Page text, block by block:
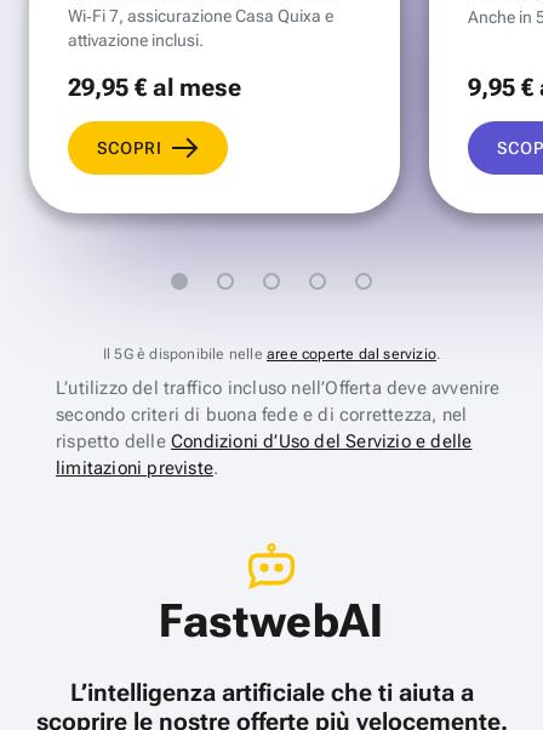
Wi‑Fi 7, assicurazione Casa Quixa e
attivazione inclusi.
29,95 €al mese
SCOPRI
Anche in
9,95 €
Il 5G è disponibile nelle aree coperte dal servizio.
L’utilizzo del traffico incluso nell’Offerta deve avvenire
secondo criteri di buona fede e di correttezza, nel
rispetto delle Condizioni d’Uso del Servizio e delle
limitazioni previste.
FastwebAI
L’intelligenza artificiale che ti aiuta a
scoprire le nostre offerte più velocemente.